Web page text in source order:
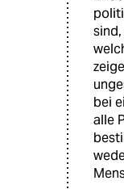
bei
alle